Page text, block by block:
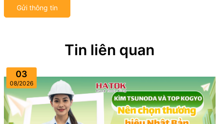
Gửi thông tin
Tin liên quan
03
08/2026